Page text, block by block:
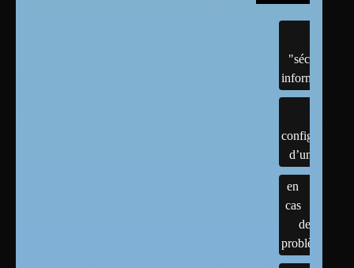
"sécurité"
informatique
configuration
d’un linux
en
cas
de
problème